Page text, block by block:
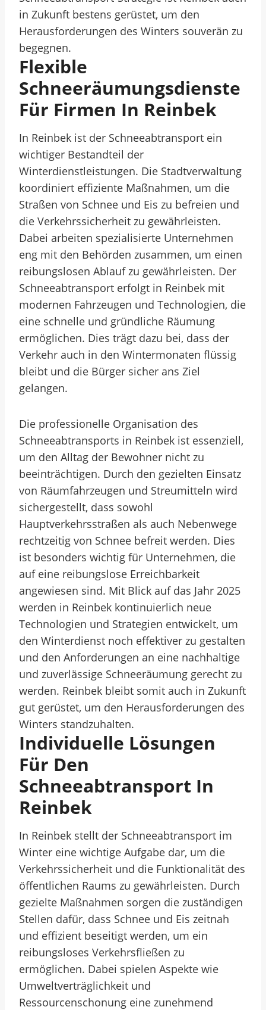
in Zukunft bestens gerüstet, um den
Herausforderungen des Winters souverän zu
begegnen.
Flexible
Schneeräumungsdienste
Für Firmen In Reinbek
In Reinbek ist der Schneeabtransport ein
wichtiger Bestandteil der
Winterdienstleistungen. Die Stadtverwaltung
koordiniert effiziente Maßnahmen, um die
Straßen von Schnee und Eis zu befreien und
die Verkehrssicherheit zu gewährleisten.
Dabei arbeiten spezialisierte Unternehmen
eng mit den Behörden zusammen, um einen
reibungslosen Ablauf zu gewährleisten. Der
Schneeabtransport erfolgt in Reinbek mit
modernen Fahrzeugen und Technologien, die
eine schnelle und gründliche Räumung
ermöglichen. Dies trägt dazu bei, dass der
Verkehr auch in den Wintermonaten flüssig
bleibt und die Bürger sicher ans Ziel
gelangen.
Die professionelle Organisation des
Schneeabtransports in Reinbek ist essenziell,
um den Alltag der Bewohner nicht zu
beeinträchtigen. Durch den gezielten Einsatz
von Räumfahrzeugen und Streumitteln wird
sichergestellt, dass sowohl
Hauptverkehrsstraßen als auch Nebenwege
rechtzeitig von Schnee befreit werden. Dies
ist besonders wichtig für Unternehmen, die
auf eine reibungslose Erreichbarkeit
angewiesen sind. Mit Blick auf das Jahr 2025
werden in Reinbek kontinuierlich neue
Technologien und Strategien entwickelt, um
den Winterdienst noch effektiver zu gestalten
und den Anforderungen an eine nachhaltige
und zuverlässige Schneeräumung gerecht zu
werden. Reinbek bleibt somit auch in Zukunft
gut gerüstet, um den Herausforderungen des
Winters standzuhalten.
Individuelle Lösungen
Für Den
Schneeabtransport In
Reinbek
In Reinbek stellt der Schneeabtransport im
Winter eine wichtige Aufgabe dar, um die
Verkehrssicherheit und die Funktionalität des
öffentlichen Raums zu gewährleisten. Durch
gezielte Maßnahmen sorgen die zuständigen
Stellen dafür, dass Schnee und Eis zeitnah
und effizient beseitigt werden, um ein
reibungsloses Verkehrsfließen zu
ermöglichen. Dabei spielen Aspekte wie
Umweltverträglichkeit und
Ressourcenschonung eine zunehmend